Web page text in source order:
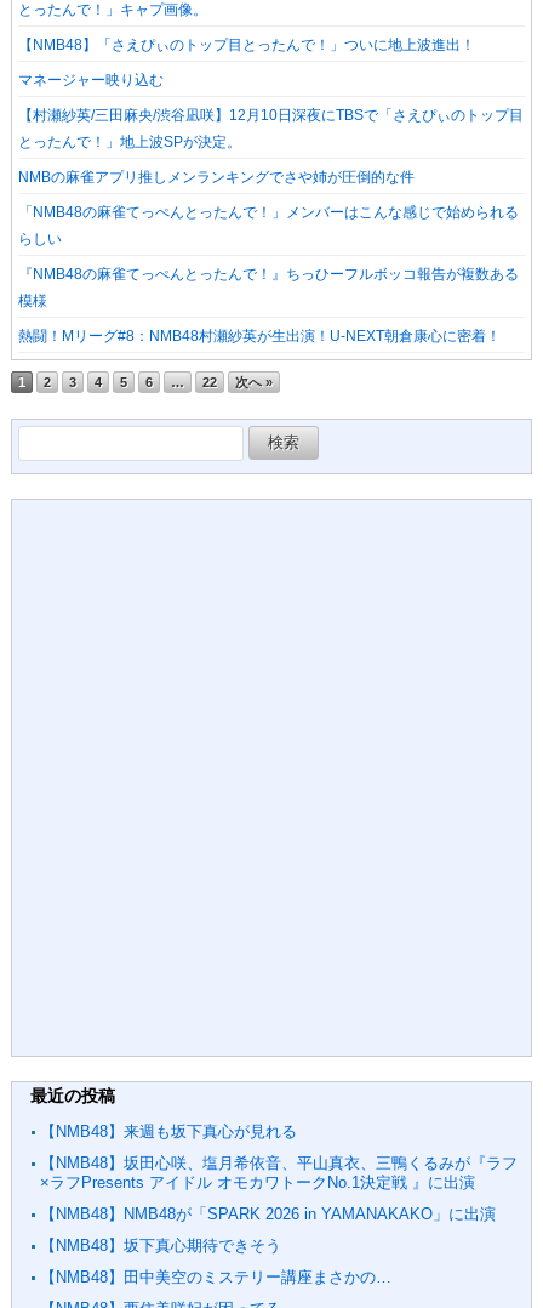
とったんで！」キャプ画像。
【NMB48】「さえぴぃのトップ目とったんで！」ついに地上波進出！
マネージャー映り込む
【村瀬紗英/三田麻央/渋谷凪咲】12月10日深夜にTBSで「さえぴぃのトップ目
とったんで！」地上波SPが決定。
NMBの麻雀アプリ推しメンランキングでさや姉が圧倒的な件
「NMB48の麻雀てっぺんとったんで！」メンバーはこんな感じで始められる
らしい
『NMB48の麻雀てっぺんとったんで！』ちっひーフルボッコ報告が複数ある
模様
熱闘！Mリーグ#8：NMB48村瀬紗英が生出演！U-NEXT朝倉康心に密着！
1 2 3 4 5 6 … 22 次へ »
索:
最近の投稿
【NMB48】来週も坂下真心が見れる
【NMB48】坂田心咲、塩月希依音、平山真衣、三鴨くるみが『ラフ
×ラフPresents アイドル オモカワトークNo.1決定戦 』に出演
【NMB48】NMB48が「SPARK 2026 in YAMANAKAKO」に出演
【NMB48】坂下真心期待できそう
【NMB48】田中美空のミステリー講座まさかの…